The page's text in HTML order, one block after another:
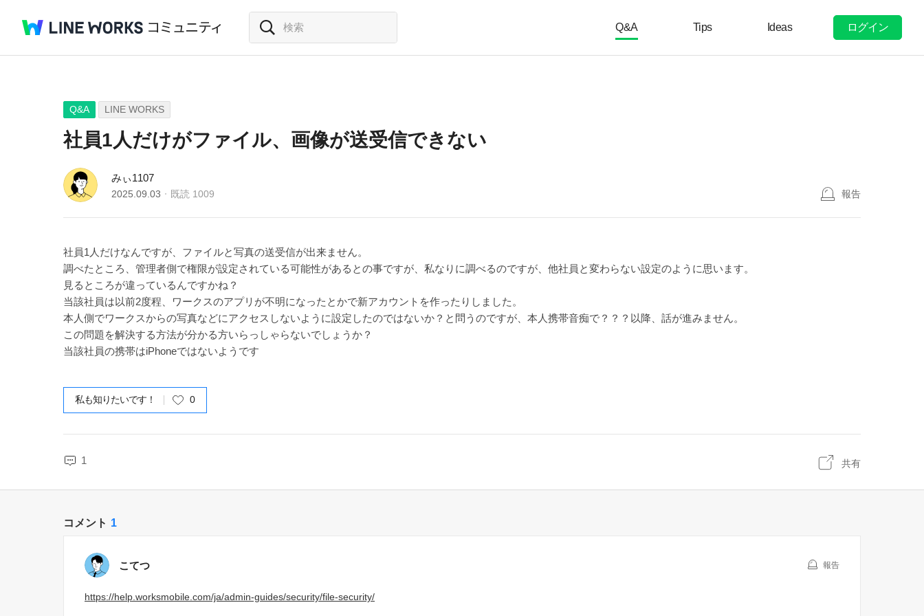
Q&A Tips Ideas ログイン
Q&A LINE WORKS
社員1人だけがファイル、画像が送受信できない
みぃ1107
2025.09.03 既読 1009 報告
社員1人だけなんですが、ファイルと写真の送受信が出来ません。
調べたところ、管理者側で権限が設定されている可能性があるとの事ですが、私なりに調べるのですが、他社員と変わらない設定のように思います。
見るところが違っているんですかね？
当該社員は以前2度程、ワークスのアプリが不明になったとかで新アカウントを作ったりしました。
本人側でワークスからの写真などにアクセスしないように設定したのではないか？と問うのですが、本人携帯音痴で？？？以降、話が進みません。
この問題を解決する方法が分かる方いらっしゃらないでしょうか？
当該社員の携帯はiPhoneではないようです
私も知りたいです！ 0
1 共有
コメント 1
こてつ 報告
https://help.worksmobile.com/ja/admin-guides/security/file-security/